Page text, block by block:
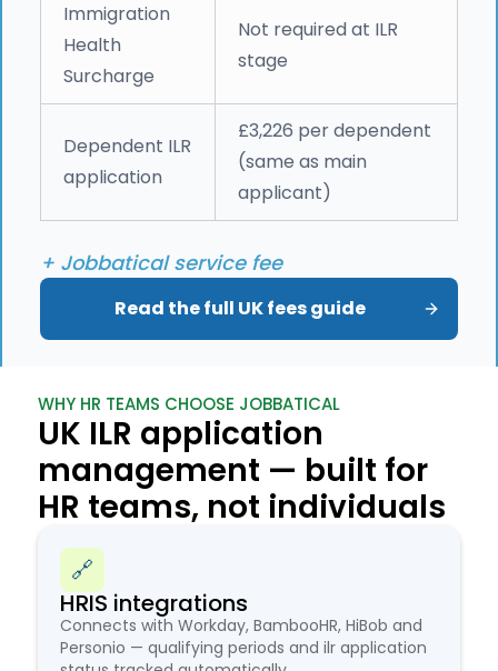
Immigration
Health
Surcharge
Not required at ILR
stage
Dependent ILR
application
£3,226 per dependent
(same as main
applicant)
+ Jobbatical service fee
Read the full UK fees guide
WHY HR TEAMS CHOOSE JOBBATICAL
UK ILR application
management — built for
HR teams, not individuals
🔗
HRIS integrations
Connects with Workday, BambooHR, HiBob and
Personio — qualifying periods and ilr application